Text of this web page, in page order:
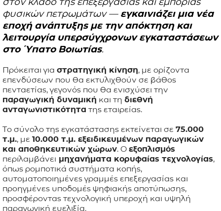
φυσικών πετρωμάτων — εγκαινιάζει μια νέα
εποχή ανάπτυξης με την απόκτηση και
λειτουργία υπερσύγχρονων εγκαταστάσεων
στο Ύπατο Βοιωτίας.
Πρόκειται για στρατηγική κίνηση, με ορίζοντα
επενδύσεων που θα εκτυλιχθούν σε βάθος
πενταετίας, γεγονός που θα ενισχύσει την
παραγωγική δυναμική και τη διεθνή
ανταγωνιστικότητα της εταιρείας.
Το σύνολο της εγκατάστασης εκτείνεται σε 75.000
τ.μ., με 10.000 τ.μ. εξειδικευμένων παραγωγικών
και αποθηκευτικών χώρων. Ο εξοπλισμός
περιλαμβάνει μηχανήματα κορυφαίας τεχνολογίας,
όπως ρομποτικά συστήματα κοπής,
αυτοματοποιημένες γραμμές επεξεργασίας και
προηγμένες υποδομές ψηφιακής αποτύπωσης,
προσφέροντας τεχνολογική υπεροχή και υψηλή
παραγωγική ευελιξία.